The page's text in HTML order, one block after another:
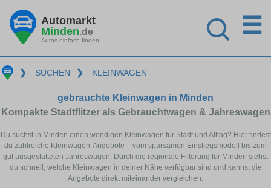
Automarkt
Minden.de
Autos einfach finden
☰
❯ SUCHEN ❯ KLEINWAGEN
gebrauchte Kleinwagen in Minden
Kompakte Stadtflitzer als Gebrauchtwagen & Jahreswagen
Du suchst in Minden einen wendigen Kleinwagen für Stadt und Alltag? Hier findest
du zahlreiche Kleinwagen-Angebote – vom sparsamen Einstiegsmodell bis zum
gut ausgestatteten Jahreswagen. Durch die regionale Filterung für Minden siehst
du schnell, welche Kleinwagen in deiner Nähe verfügbar sind und kannst die
Angebote direkt miteinander vergleichen.